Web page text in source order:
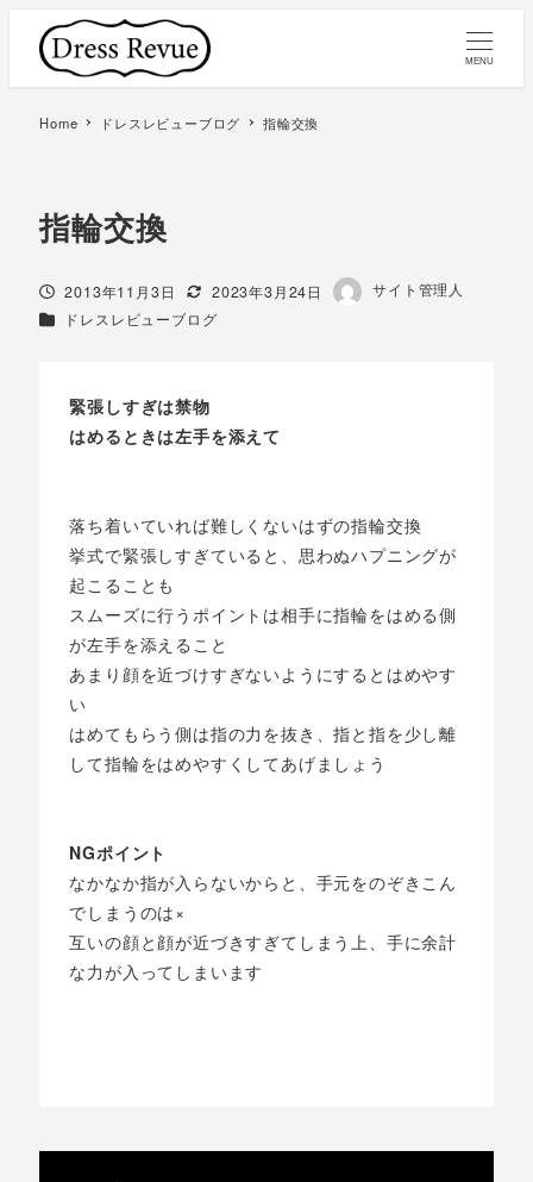
MENU
Home ドレスレビューブログ 指輪交換
指輪交換
投稿日
2013年11月3日 更新日
2023年3月24日
著
サイト管理人
カテゴリー
ドレスレビューブログ
緊張しすぎは禁物
はめるときは左手を添えて
落ち着いていれば難しくないはずの指輪交換
挙式で緊張しすぎていると、思わぬハプニングが
起こることも
スムーズに行うポイントは相手に指輪をはめる側
が左手を添えること
あまり顔を近づけすぎないようにするとはめやす
い
はめてもらう側は指の力を抜き、指と指を少し離
して指輪をはめやすくしてあげましょう
NGポイント
なかなか指が入らないからと、手元をのぞきこん
でしまうのは×
互いの顔と顔が近づきすぎてしまう上、手に余計
な力が入ってしまいます